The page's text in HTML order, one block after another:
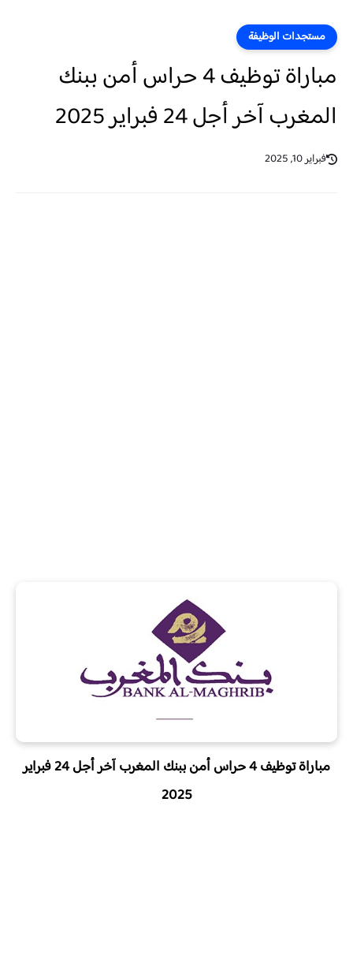
مستجدات الوظيفة
مباراة توظيف 4 حراس أمن ببنك
المغرب آخر أجل 24 فبراير 2025
فبراير 10, 2025
مباراة توظيف 4 حراس أمن ببنك المغرب آخر أجل 24 فبراير
2025